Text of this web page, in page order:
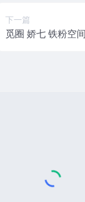
下一篇
觅圈 娇七 铁粉空